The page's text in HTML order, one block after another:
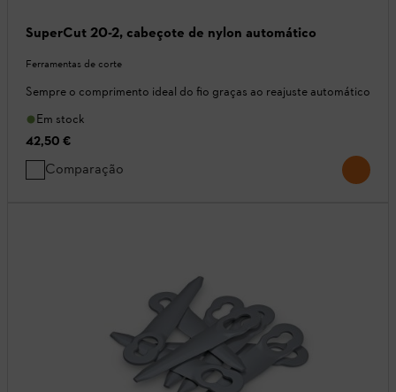
SuperCut 20-2, cabeçote de nylon automático
Ferramentas de corte
Sempre o comprimento ideal do fio graças ao reajuste automático
Em stock
42,50 €
Comparação